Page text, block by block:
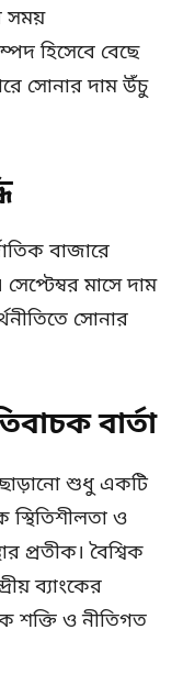
সময়
হিসেবে বেছে
সোনার দাম উঁচু
বাজারে
মাসে দাম
সোনার
বার্তা
শুধু একটি
ও
প্রতীক। বৈশ্বিক
ব্যাংকের
শক্তি ও নীতিগত